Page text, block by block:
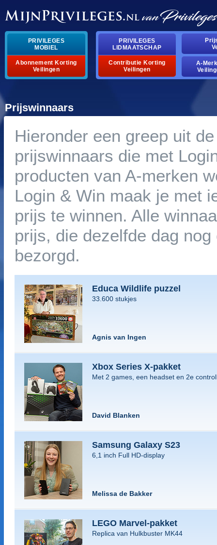
PRIVILEGES
MOBIEL
Abonnement Korting
Veilingen
PRIVILEGES
LIDMAATSCHAP
Contributie Korting
Veilingen
A-
Prijswinnaars
Hieronder een greep uit
prijswinnaars die met
producten van A-merken
Login & Win maak je met
prijs te winnen. Alle
prijs, die dezelfde dag
bezorgd.
Educa Wildlife puzzel
33.600 stukjes
Agnis van Ingen
Xbox Series X-pakket
Met 2 games, een headset en 2e
David Blanken
Samsung Galaxy S23
6,1 inch Full HD-display
Melissa de Bakker
LEGO Marvel-pakket
Replica van Hulkbuster MK44